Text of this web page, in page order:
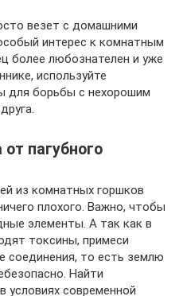
везет с домашними
интерес к комнатным
более любознателен и уже
используйте
для борьбы с нехорошим
пагубного
из комнатных горшков
плохого. Важно, чтобы
элементы. А так как в
токсины, примеси
соединения, то есть землю
Найти
условиях современной